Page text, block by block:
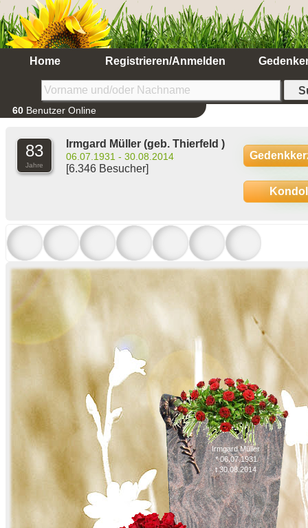
Home Registrieren/Anmelden
60 Benutzer Online
83
Jahre
Irmgard Müller (geb. Thierfeld )
06.07.1931 - 30.08.2014
[6.346 Besucher]
Irmgard Müller
* 06.07.1931
t 30.08.2014